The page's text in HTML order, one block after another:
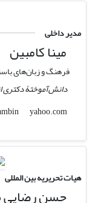
مدیر داخلی
مینا کامبین
فرهنگ و زبان‌های
دانش‌آموختۀ دکتری
minakambin
yahoo.com
هیات تحریریه بین المللی
حسن رضایی